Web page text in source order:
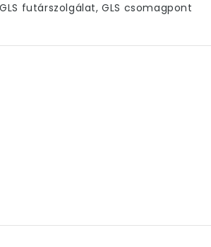
futárszolgálat, GLS csomagpont